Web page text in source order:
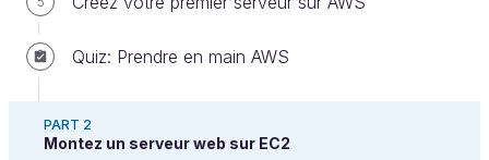
Quiz: Prendre en main AWS
PART 2
Montez un serveur web sur EC2
creating an account.
Create an account or log in